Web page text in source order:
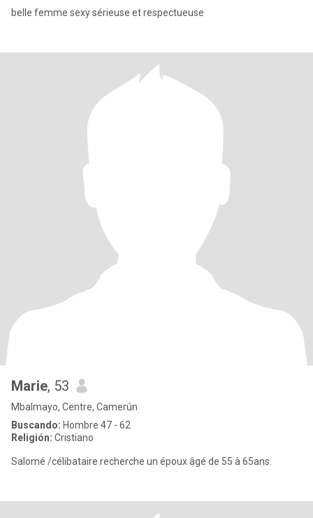
belle femme sexy sérieuse et respectueuse
Marie, 53
Mbalmayo, Centre, Camerún
Buscando: Hombre 47 - 62
Religión: Cristiano
Salomé /célibataire recherche un époux âgé de 55 à 65ans.